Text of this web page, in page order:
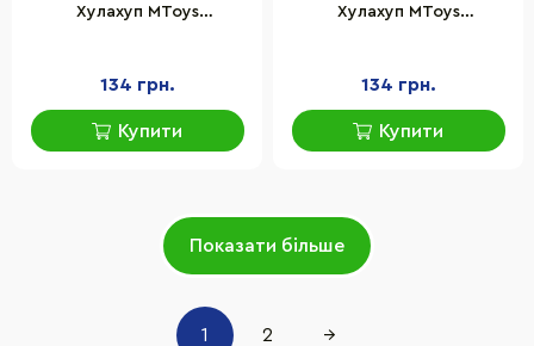
Хулахуп MToys
134 грн.
Купити
Хулахуп MToys
134 грн.
Купити
Показати більше
1 2 →